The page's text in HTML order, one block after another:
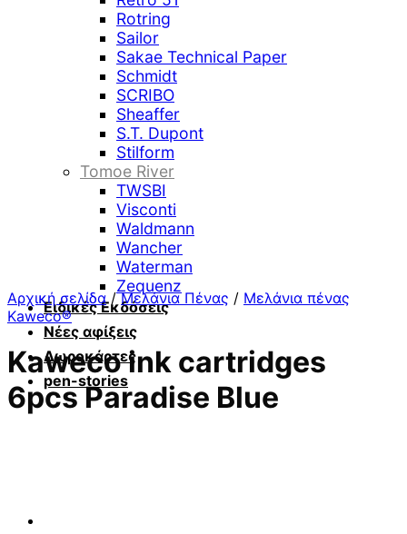
Rotring
Sailor
Sakae Technical Paper
Schmidt
SCRIBO
Sheaffer
S.T. Dupont
Stilform
Tomoe River
TWSBI
Visconti
Waldmann
Wancher
Waterman
Zequenz
Ειδικές Εκδόσεις
Νέες αφίξεις
Δωροκάρτες
pen-stories
Αρχική σελίδα / Μελάνια Πένας / Μελάνια πένας
Kaweco®
Kaweco ink cartridges
6pcs Paradise Blue